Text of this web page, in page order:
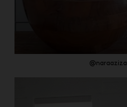
@naraaziza